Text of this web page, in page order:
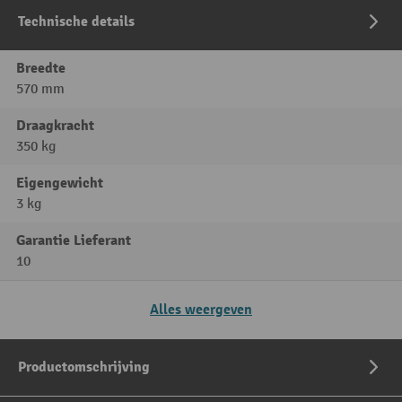
Technische details
Breedte
570 mm
Draagkracht
350 kg
Eigengewicht
3 kg
Garantie Lieferant
10
Alles weergeven
Productomschrijving